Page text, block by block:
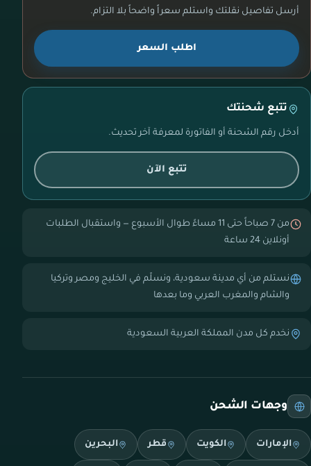
أرسل تفاصيل نقلتك واستلم سعراً واضحاً بلا التزام.
اطلب السعر
تتبع شحنتك
أدخل رقم الشحنة أو الفاتورة لمعرفة آخر تحديث.
تتبع الآن
من 7 صباحاً حتى 11 مساءً طوال الأسبوع — واستقبال الطلبات
أونلاين 24 ساعة
نستلم من أي مدينة سعودية، ونسلّم في الخليج ومصر وتركيا
والشام والمغرب العربي وما بعدها
نخدم كل مدن المملكة العربية السعودية
وجهات الشحن
الإمارات الكويت قطر البحرين